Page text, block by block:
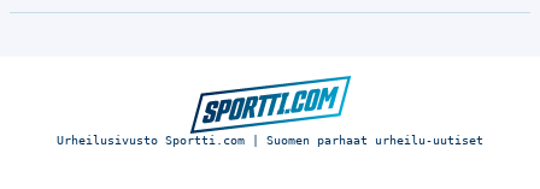
Urheilusivusto Sportti.com | Suomen parhaat urheilu-uutiset